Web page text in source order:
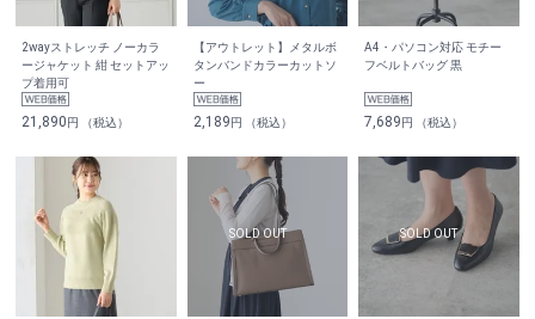
2wayストレッチ ノーカラ
ージャケット 紺 セットアッ
プ着用可
21,890円 （税込）
【アウトレット】メタルボ
タンバンドカラーカットソ
ー
2,189円 （税込）
A4・パソコン対応 モチー
フベルトバッグ 黒
7,689円 （税込）